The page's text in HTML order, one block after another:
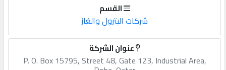
القسم
شركات البترول والغاز
عنوان الشركة
P. O. Box 15795, Street 48, Gate 123, Industrial Area,